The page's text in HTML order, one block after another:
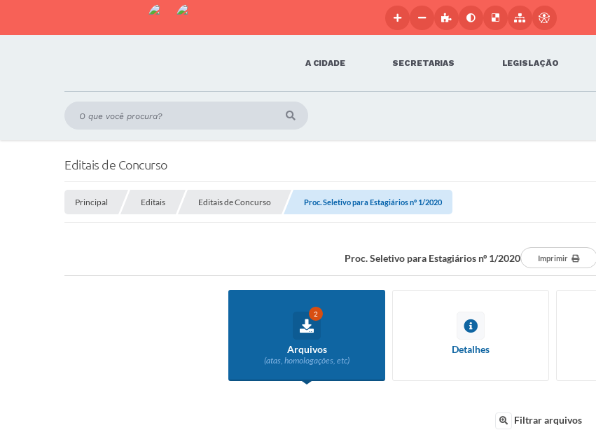
A CIDADE SECRETARIAS LEGISLAÇÃO
Editais de Concurso
Principal Editais Editais de Concurso Proc. Seletivo para Estagiários nº 1/2020
Proc. Seletivo para Estagiários nº 1/2020 Imprimir
2
Arquivos
(atas, homologações, etc)
Detalhes
Filtrar arquivos